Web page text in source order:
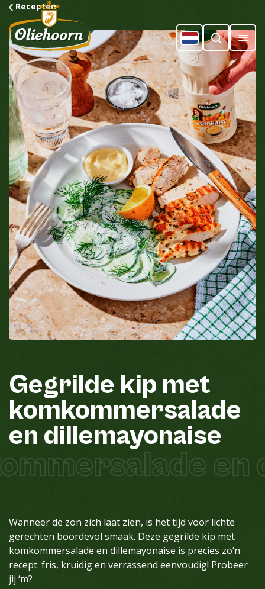
Recepten
Gegrilde kip met
komkommersalade
en dillemayonaise
en
Wanneer de zon zich laat zien, is het tijd voor lichte
gerechten boordevol smaak. Deze gegrilde kip met
komkommersalade en dillemayonaise is precies zo’n
recept: fris, kruidig en verrassend eenvoudig! Probeer
jij ‘m?